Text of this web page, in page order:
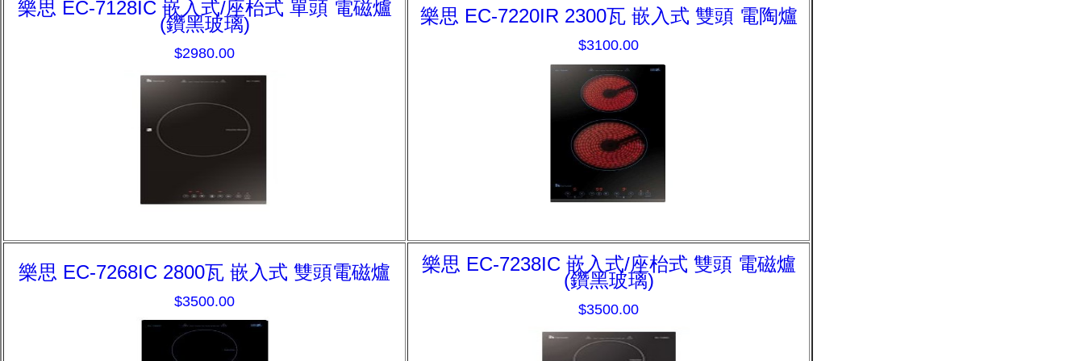
樂思 EC-7128IC 嵌入式/座枱式 單頭 電磁爐
(鑽黑玻璃)
$2980.00
樂思 EC-7220IR 2300瓦 嵌入式 雙頭 電陶爐
$3100.00
樂思 EC-7268IC 2800瓦 嵌入式 雙頭電磁爐
$3500.00
樂思 EC-7238IC 嵌入式/座枱式 雙頭 電磁爐
(鑽黑玻璃)
$3500.00